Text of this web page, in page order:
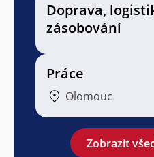
Doprava,
zásobování
Práce
Olomouc
Zobrazit